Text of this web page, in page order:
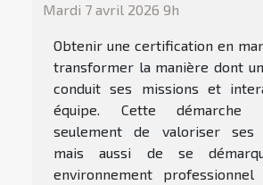
Mardi 7 avril 2026 9h
Obtenir une certification en
transformer la manière dont
conduit ses missions et
équipe. Cette démarche
seulement de valoriser ses
mais aussi de se
environnement